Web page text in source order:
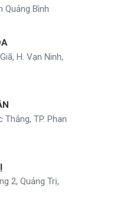
Quảng Bình
H. Vạn Ninh,
TP. Phan
2, Quảng Trị,